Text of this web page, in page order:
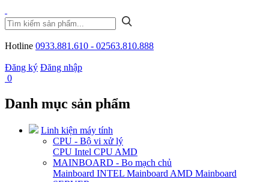
Hotline 0933.881.610 - 02563.810.888
Đăng ký Đăng nhập
0
Danh mục sản phẩm
Linh kiện máy tính
CPU - Bộ vi xử lý
CPU Intel CPU AMD
MAINBOARD - Bo mạch chủ
Mainboard INTEL Mainboard AMD Mainboard